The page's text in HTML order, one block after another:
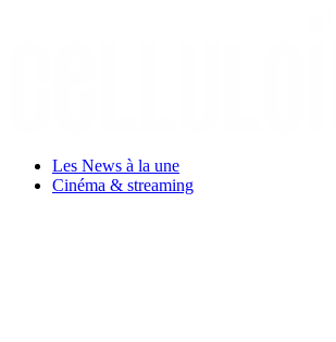
Les News à la une
Cinéma & streaming